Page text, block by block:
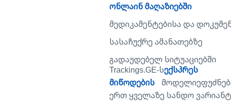
ონლაინ მაღაზიებში
მედიკამენტებისა და
სასაჩუქრე ამანათებზე
გადაუდებელ სიტუაციებში
Trackings.GE-სექსპრეს
მიწოდების
ერთ ყველაზე სანდო